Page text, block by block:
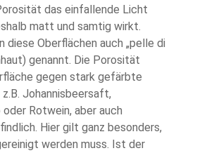
das einfallende Licht
matt und samtig wirkt.
diese Oberflächen auch „pelle di
genannt. Die Porosität
gegen stark gefärbte
Johannisbeersaft,
Rotwein, aber auch
Hier gilt ganz besonders,
werden muss. Ist der